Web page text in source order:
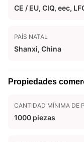
CE / EU, CIQ, eec,
PAÍS NATAL
Shanxi, China
Propiedades
CANTIDAD MÍNIMA DE
1000 piezas